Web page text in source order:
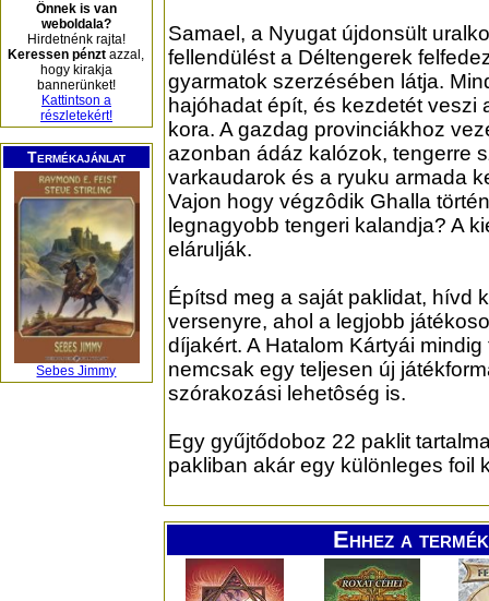
Önnek is van
weboldala?
Hirdetnénk rajta!
Keressen pénzt azzal,
hogy kirakja
bannerünket!
Kattintson a
részletekért!
Termékajánlat
Sebes Jimmy
Samael, a Nyugat újdonsült
fellendülést a Déltengerek
gyarmatok szerzésében látja.
hajóhadat épít, és kezdetét veszi
kora. A gazdag provinciákhoz
azonban ádáz kalózok, tengerre
varkaudarok és a ryuku armada
Vajon hogy végzôdik Ghalla
legnagyobb tengeri kalandja? A
elárulják.
Építsd meg a saját paklidat, hívd
versenyre, ahol a legjobb
díjakért. A Hatalom Kártyái
nemcsak egy teljesen új
szórakozási lehetôség is.
Egy gyűjtődoboz 22 paklit
pakliban akár egy különleges foil
Ehhez a